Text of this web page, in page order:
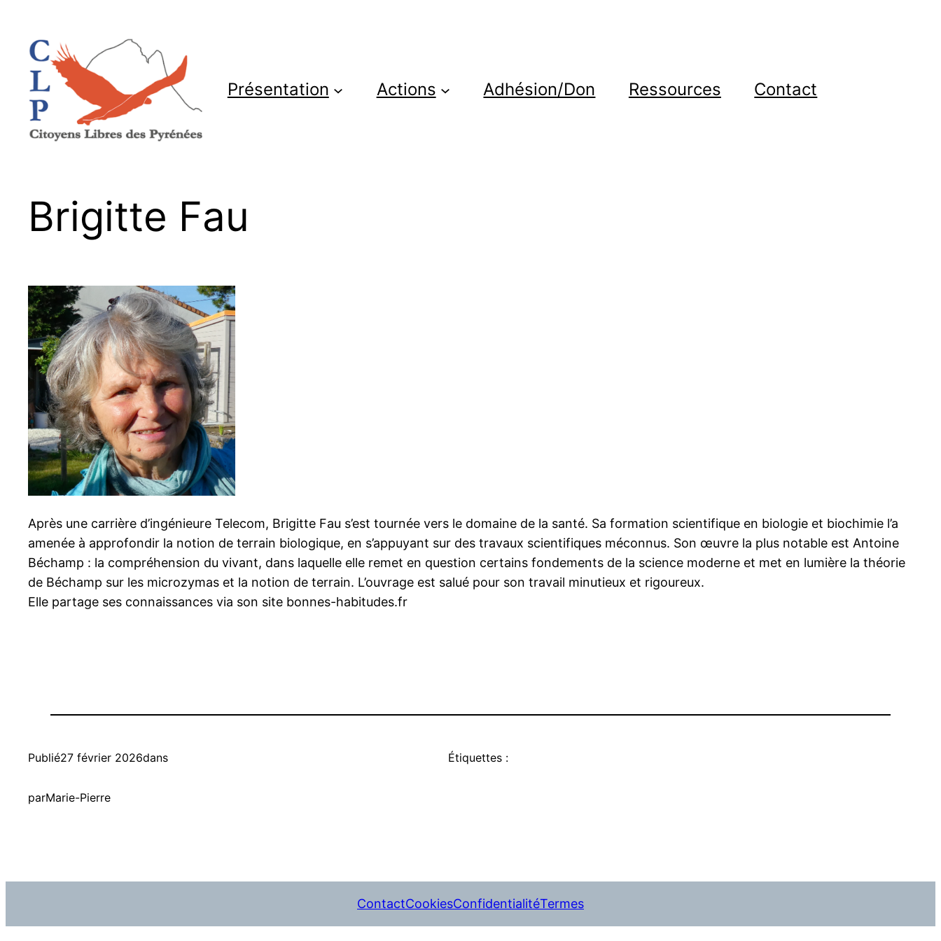
contenu
Présentation Actions Adhésion/Don Ressources Contact
Brigitte Fau
Après une carrière d’ingénieure Telecom, Brigitte Fau s’est tournée vers le domaine de la santé. Sa formation scientifique en biologie et biochimie l’a
amenée à approfondir la notion de terrain biologique, en s’appuyant sur des travaux scientifiques méconnus. Son œuvre la plus notable est Antoine
Béchamp : la compréhension du vivant, dans laquelle elle remet en question certains fondements de la science moderne et met en lumière la théorie
de Béchamp sur les microzymas et la notion de terrain. L’ouvrage est salué pour son travail minutieux et rigoureux.
Elle partage ses connaissances via son site bonnes-habitudes.fr
Publié27 février 2026dans
parMarie-Pierre
Étiquettes :
ContactCookiesConfidentialitéTermes